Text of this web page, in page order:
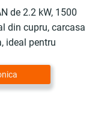
curent
este:
de 2.2 kW, 1500
din cupru, carcasa
ideal pentru